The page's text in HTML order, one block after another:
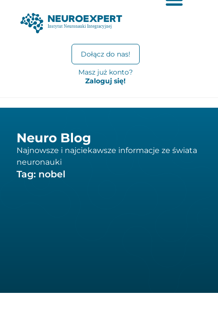
Dołącz do nas!
Masz już konto?
Zaloguj się!
Neuro Blog
Najnowsze i najciekawsze informacje ze świata
neuronauki
Tag: nobel